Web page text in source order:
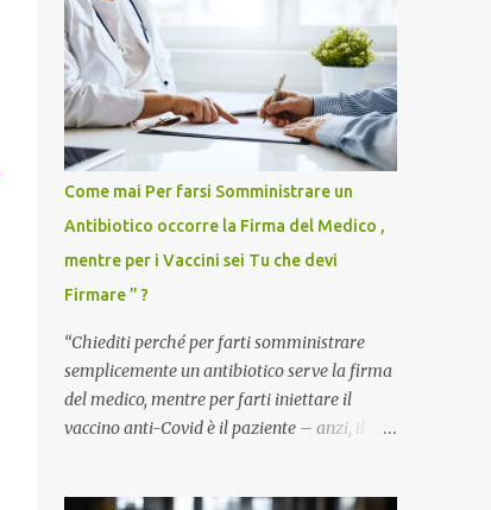
Come mai Per farsi Somministrare un
Antibiotico occorre la Firma del Medico ,
mentre per i Vaccini sei Tu che devi
Firmare ” ?
“Chiediti perché per farti somministrare
semplicemente un antibiotico serve la firma
del medico, mentre per farti iniettare il
vaccino anti-Covid è il paziente – anzi, il